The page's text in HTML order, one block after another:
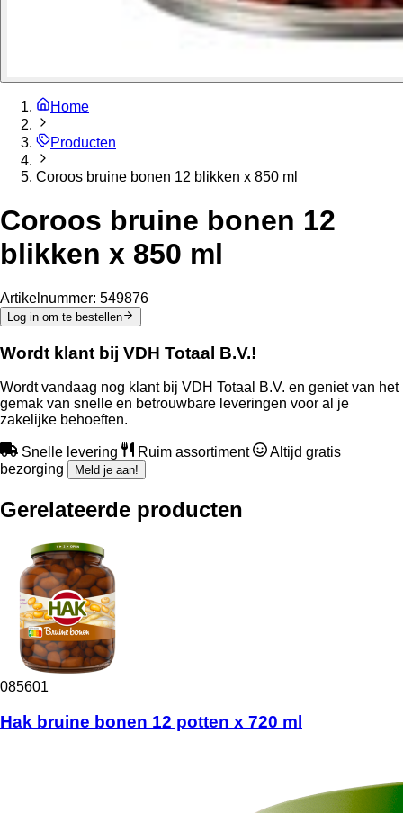
Home
Producten
Coroos bruine bonen 12 blikken x 850 ml
Coroos bruine bonen 12
blikken x 850 ml
Artikelnummer: 549876
Log in om te bestellen
Wordt klant bij VDH Totaal B.V.!
Wordt vandaag nog klant bij VDH Totaal B.V. en geniet van het
gemak van snelle en betrouwbare leveringen voor al je
zakelijke behoeften.
Snelle levering Ruim assortiment
Altijd gratis
bezorging
Meld je aan!
Gerelateerde producten
085601
Hak bruine bonen 12 potten x 720 ml